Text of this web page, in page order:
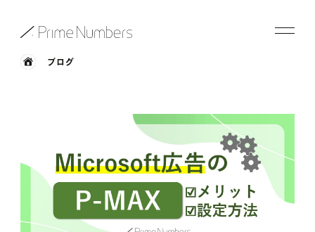
サービス一覧
事例紹介
お役立ち情報
ブログ